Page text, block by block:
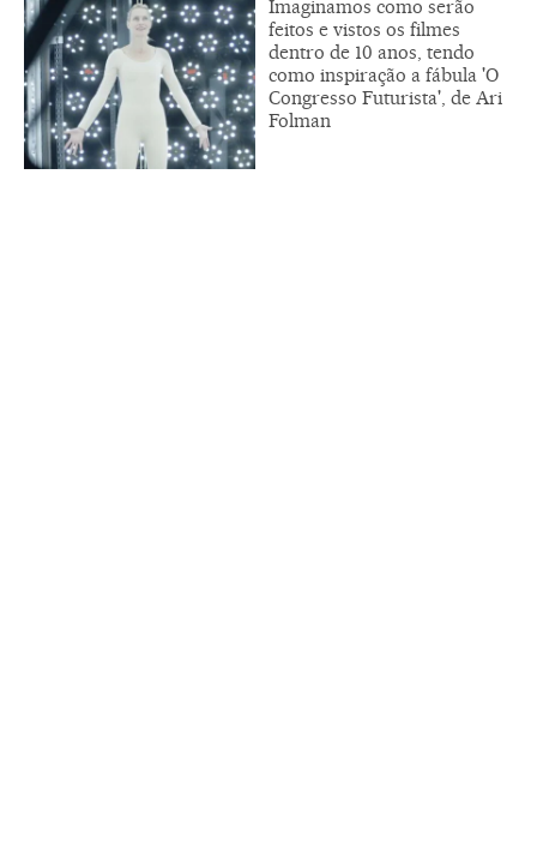
Imaginamos como serão
feitos e vistos os filmes
dentro de 10 anos, tendo
como inspiração a fábula 'O
Congresso Futurista', de Ari
Folman